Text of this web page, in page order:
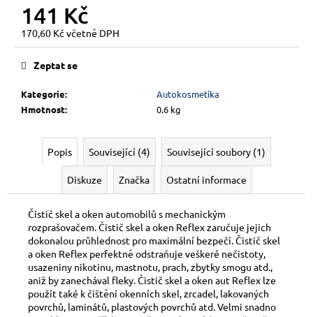
141 Kč
170,60 Kč včetně DPH
Měrná
Kategorie:
Autokosmetika
Hmotnost: 0.6 kg
Zeptat se
Popis Související (4) Související soubory (1)
Diskuze Značka Ostatní informace
Čistič skel a oken automobilů s mechanickým
rozprašovačem. Čistič skel a oken Reflex zaručuje jejich
dokonalou průhlednost pro maximální bezpečí. Čistič skel
a oken Reflex perfektně odstraňuje veškeré nečistoty,
usazeniny nikotinu, mastnotu, prach, zbytky smogu atd.,
aniž by zanechával fleky. Čistič skel a oken aut Reflex lze
použít také k čištění okenních skel, zrcadel, lakovaných
povrchů, laminátů, plastových povrchů atd. Velmi snadno